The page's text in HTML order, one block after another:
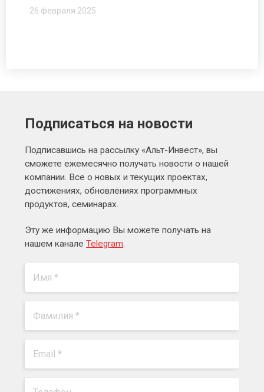
26 февраля 2025
Подписаться на новости
Подписавшись на рассылку «Альт-Инвест», вы
сможете ежемесячно получать новости о нашей
компании. Все о новых и текущих проектах,
достижениях, обновлениях программных
продуктов, семинарах.
Эту же информацию Вы можете получать на
нашем канале Telegram.